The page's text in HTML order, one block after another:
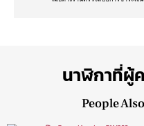
นาฬิกาที่ผู้
People